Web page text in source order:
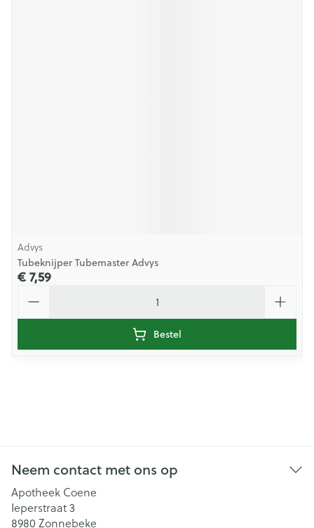
Advys
Tubeknijper Tubemaster Advys
€ 7,59
Bestel
Neem contact met ons op
Apotheek Coene
Ieperstraat 3
8980 Zonnebeke